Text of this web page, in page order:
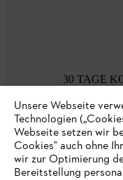
30 TAGE
Unsere Webseite
Technologien
Webseite setzen wir
Cookies" auch ohne
wir zur Optimierung
Bereitstellung